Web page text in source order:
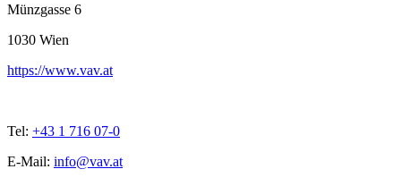
Münzgasse 6
1030 Wien
https://www.vav.at
Tel: +43 1 716 07-0
E-Mail: info@vav.at